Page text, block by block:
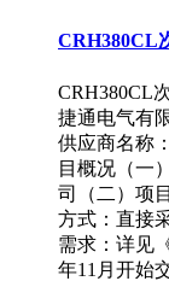
CRH380CL
CRH380CL
捷通电气有
供应商名称
目概况（一
司（二）项
方式：直接
需求：详见
年11月开始